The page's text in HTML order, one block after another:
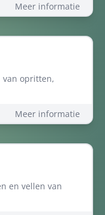
Meer informatie
van opritten,
Meer informatie
en vellen van